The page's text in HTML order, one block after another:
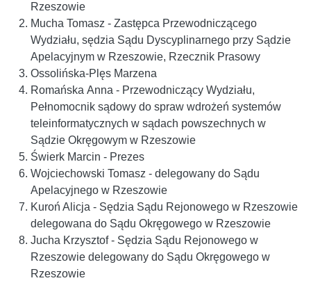
Rzeszowie
Mucha Tomasz - Zastępca Przewodniczącego
Wydziału, sędzia Sądu Dyscyplinarnego przy Sądzie
Apelacyjnym w Rzeszowie, Rzecznik Prasowy
Ossolińska-Plęs Marzena
Romańska Anna - Przewodniczący Wydziału,
Pełnomocnik sądowy do spraw wdrożeń systemów
teleinformatycznych w sądach powszechnych w
Sądzie Okręgowym w Rzeszowie
Świerk Marcin - Prezes
Wojciechowski Tomasz - delegowany do Sądu
Apelacyjnego w Rzeszowie
Kuroń Alicja - Sędzia Sądu Rejonowego w Rzeszowie
delegowana do Sądu Okręgowego w Rzeszowie
Jucha Krzysztof - Sędzia Sądu Rejonowego w
Rzeszowie delegowany do Sądu Okręgowego w
Rzeszowie